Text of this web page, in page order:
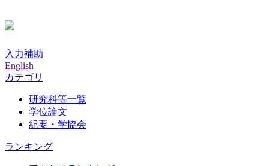
入力補助
English
カテゴリ
研究科等一覧
学位論文
紀要・学協会
ランキング